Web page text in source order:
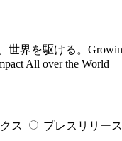
ス プレスリリース